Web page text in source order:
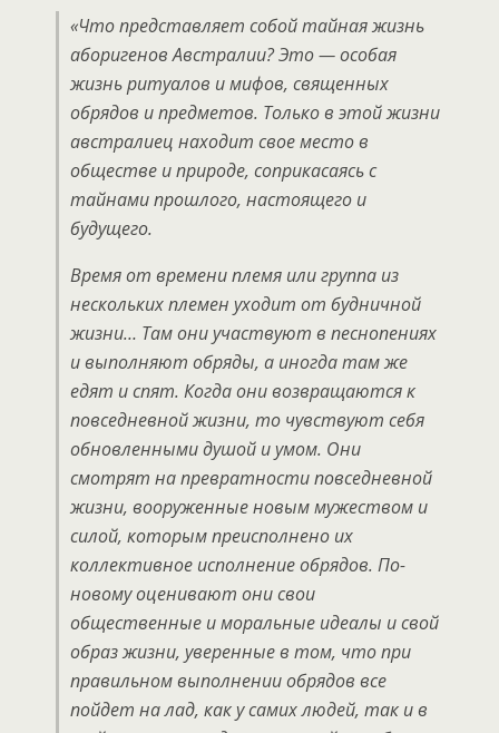
«Что представляет собой тайная жизнь
аборигенов Австралии? Это — особая
жизнь ритуалов и мифов, священных
обрядов и предметов. Только в этой жизни
австралиец находит свое место в
обществе и природе, соприкасаясь с
тайнами прошлого, настоящего и
будущего.
Время от времени племя или группа из
нескольких племен уходит от будничной
жизни… Там они участвуют в песнопениях
и выполняют обряды, а иногда там же
едят и спят. Когда они возвращаются к
повседневной жизни, то чувствуют себя
обновленными душой и умом. Они
смотрят на превратности повседневной
жизни, вооруженные новым мужеством и
силой, которым преисполнено их
коллективное исполнение обрядов. По-
новому оценивают они свои
общественные и моральные идеалы и свой
образ жизни, уверенные в том, что при
правильном выполнении обрядов все
пойдет на лад, как у самих людей, так и в